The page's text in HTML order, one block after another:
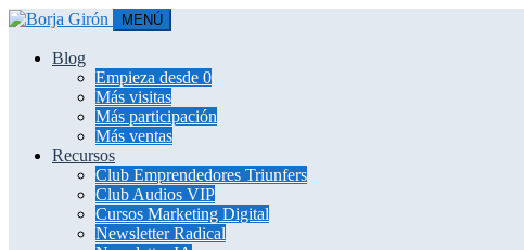
MENÚ
Blog
Empieza desde 0
Más visitas
Más participación
Más ventas
Recursos
Club Emprendedores Triunfers
Club Audios VIP
Cursos Marketing Digital
Newsletter Radical